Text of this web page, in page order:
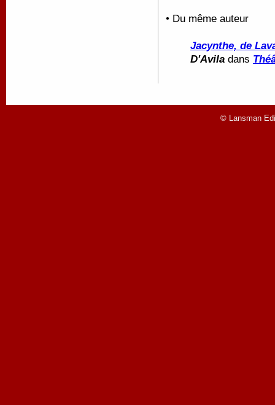
• Du même auteur
Jacynthe, de
D'Avila dans
© Lansman